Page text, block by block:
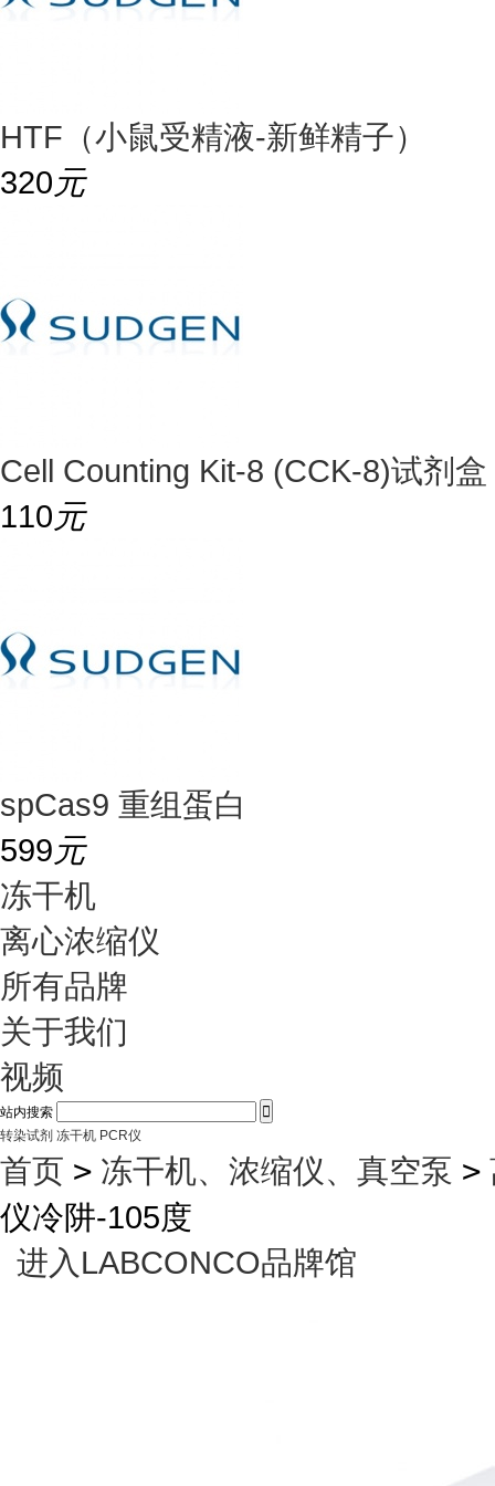
HTF（小鼠受精液-新鲜精子）
320元
Cell Counting Kit-8 (CCK-8)试剂盒
110元
spCas9 重组蛋白
599元
冻干机
离心浓缩仪
所有品牌
关于我们
视频
站内搜索 
转染试剂 冻干机 PCR仪
首页 > 冻干机、浓缩仪、真空泵 >
仪冷阱-105度
进入LABCONCO品牌馆